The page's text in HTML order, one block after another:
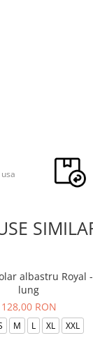
albastru Royal -
lung
128,00 RON
M L XL XXL